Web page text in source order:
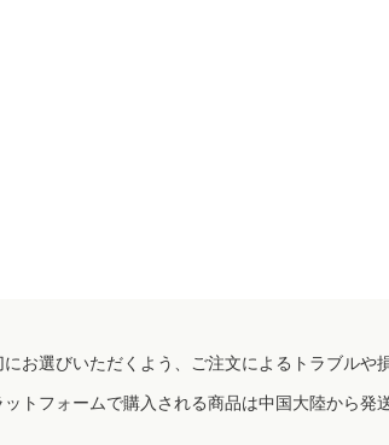
お選びいただくよう、ご注文によるトラブル
トフォームで購入される商品は中国大陸から